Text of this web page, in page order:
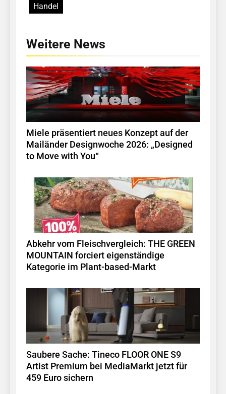
Handel
Weitere News
Miele präsentiert neues Konzept auf der
Mailänder Designwoche 2026: „Designed
to Move with You“
Abkehr vom Fleischvergleich: THE GREEN
MOUNTAIN forciert eigenständige
Kategorie im Plant-based-Markt
Saubere Sache: Tineco FLOOR ONE S9
Artist Premium bei MediaMarkt jetzt für
459 Euro sichern